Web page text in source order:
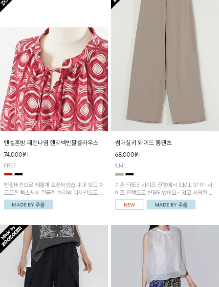
텐셀혼방 패턴나염 헨리넥반팔블라우스
74,000원
FREE
반팔버전으로 새롭게 오픈되었습니다! 얇고 차
르르한 텍스처에 깔끔한 헨리넥 디자인으로 제
작된 블라우스예요~볼륨감있는 소매 셔링과
세련된 나염패턴으로 유니크한 매력 UP!
썸머실키 와이드 통팬츠
68,000원
S,M,L
기존 FREE 사이즈 진행에서 S,M,L 3가지 사
이즈 진행으로 변경되었어요~ 얇고 시원한 원
단으로 제작된 와이드팬츠! 베이직한 디자인으
로 코디 활용도가 높은 아이템이에요~